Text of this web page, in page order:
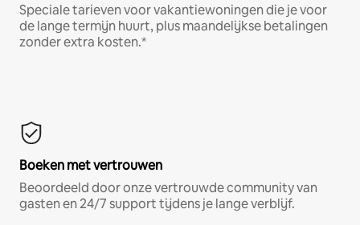
Speciale tarieven voor vakantiewoningen die je voor
de lange termijn huurt, plus maandelijkse betalingen
zonder extra kosten.*
Boeken met vertrouwen
Beoordeeld door onze vertrouwde community van
gasten en 24/7 support tijdens je lange verblijf.